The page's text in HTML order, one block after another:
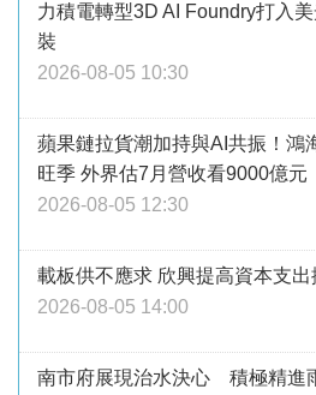
力積電轉型3D AI Foundry打入
裝
2026-08-05 10:30
蘋果鏈拉貨潮加持與AI共振！鴻
旺季 外界估7月營收看9000億元
2026-08-05 12:30
載板供不應求 欣興提高資本支出
2026-08-05 14:00
南市府展現治水決心 積極精進